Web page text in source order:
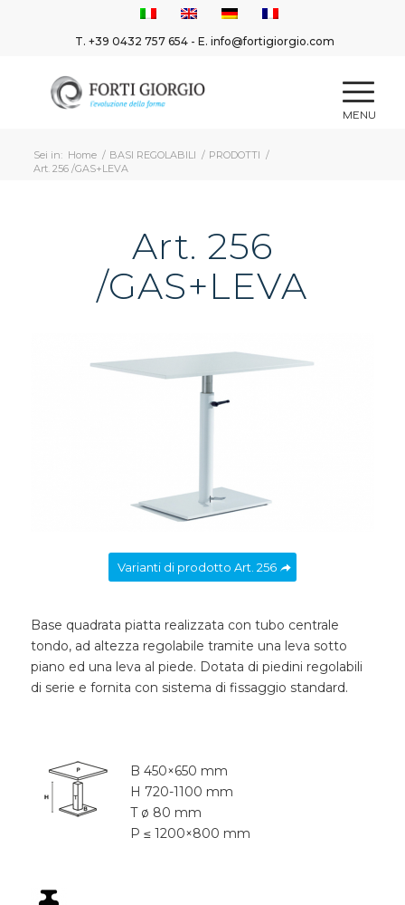
T.+39 0432 757 654 - E.info@fortigiorgio.com
Sei in: Home / BASI REGOLABILI / PRODOTTI /
Art. 256 /GAS+LEVA
Art. 256
/GAS+LEVA
Varianti di prodotto Art. 256
Base quadrata piatta realizzata con tubo centrale
tondo, ad altezza regolabile tramite una leva sotto
piano ed una leva al piede. Dotata di piedini regolabili
di serie e fornita con sistema di fissaggio standard.
B 450×650 mm
H 720-1100 mm
T ø 80 mm
P ≤ 1200×800 mm